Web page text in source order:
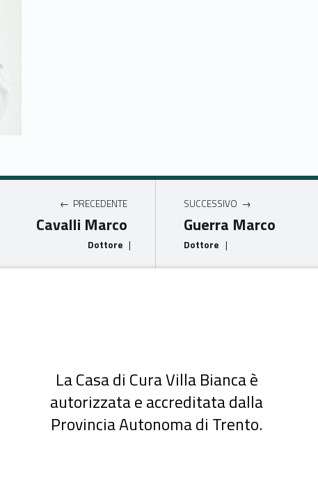
PRECEDENTE
Cavalli Marco
Dottore |
SUCCESSIVO
Guerra Marco
Dottore |
La Casa di Cura Villa Bianca è
autorizzata e accreditata dalla
Provincia Autonoma di Trento.